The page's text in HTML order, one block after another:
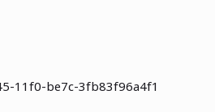
11f0-be7c-3fb83f96a4f1